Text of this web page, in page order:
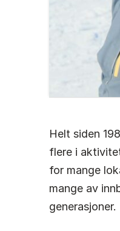
Helt siden
flere i
for mange
mange av
generasjoner.